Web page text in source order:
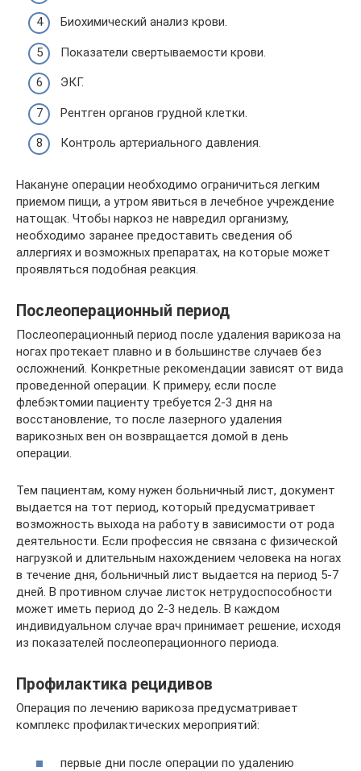
Биохимический анализ крови.
Показатели свертываемости крови.
ЭКГ.
Рентген органов грудной клетки.
Контроль артериального давления.
Накануне операции необходимо ограничиться легким
приемом пищи, а утром явиться в лечебное учреждение
натощак. Чтобы наркоз не навредил организму,
необходимо заранее предоставить сведения об
аллергиях и возможных препаратах, на которые может
проявляться подобная реакция.
Послеоперационный период
Послеоперационный период после удаления варикоза на
ногах протекает плавно и в большинстве случаев без
осложнений. Конкретные рекомендации зависят от вида
проведенной операции. К примеру, если после
флебэктомии пациенту требуется 2-3 дня на
восстановление, то после лазерного удаления
варикозных вен он возвращается домой в день
операции.
Тем пациентам, кому нужен больничный лист, документ
выдается на тот период, который предусматривает
возможность выхода на работу в зависимости от рода
деятельности. Если профессия не связана с физической
нагрузкой и длительным нахождением человека на ногах
в течение дня, больничный лист выдается на период 5-7
дней. В противном случае листок нетрудоспособности
может иметь период до 2-3 недель. В каждом
индивидуальном случае врач принимает решение, исходя
из показателей послеоперационного периода.
Профилактика рецидивов
Операция по лечению варикоза предусматривает
комплекс профилактических мероприятий:
первые дни после операции по удалению